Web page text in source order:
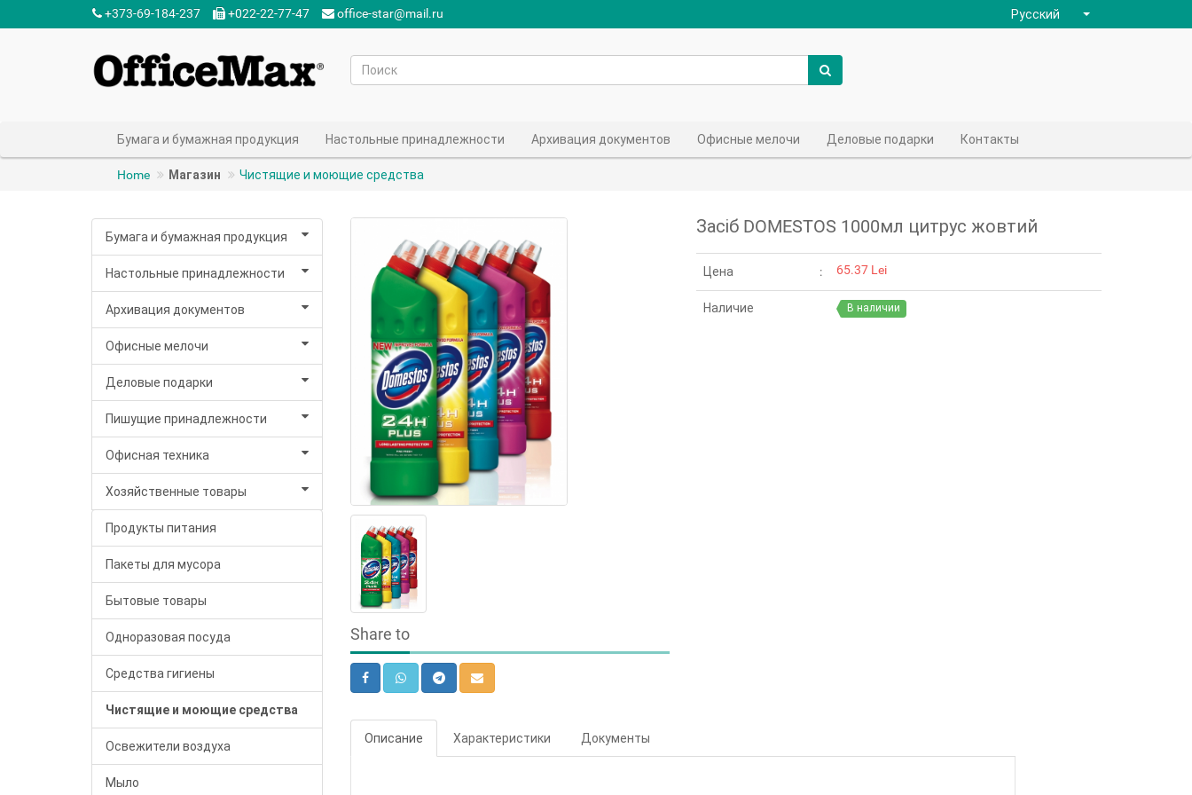
+373-69-184-237‬ +022-22-77-47‬ office-star@mail.ru Русский
Бумага и бумажная продукция Настольные принадлежности Архивация документов Офисные мелочи Деловые подарки Контакты
Home Магазин Чистящие и моющие средства
Бумага и бумажная продукция
Настольные принадлежности
Архивация документов
Офисные мелочи
Деловые подарки
Пишущие принадлежности
Офисная техника
Хозяйственные товары
Продукты питания
Пакеты для мусора
Бытовые товары
Одноразовая посуда
Средства гигиены
Чистящие и моющие средства
Освежители воздуха
Мыло
Share to
Засіб DOMESTOS 1000мл цитрус жовтий
Цена 65.37 Lei
Наличие В наличии
Описание Характеристики Документы